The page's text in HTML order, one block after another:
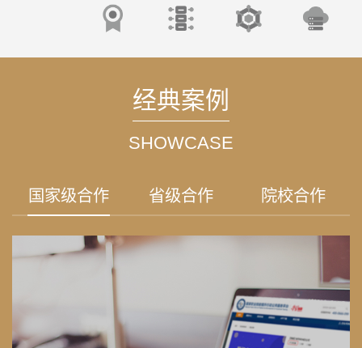
经典案例
SHOWCASE
国家级合作 省级合作 院校合作